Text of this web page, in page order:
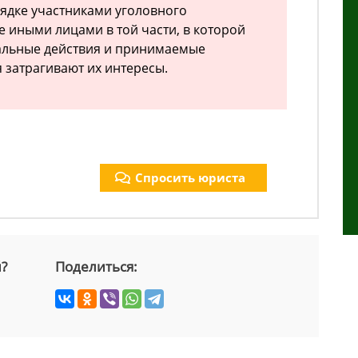
участниками уголовного
иными лицами в той части, в которой
действия и принимаемые
их интересы.
Спросить юриста
Поделиться: